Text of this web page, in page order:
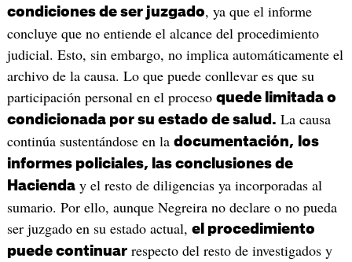
condiciones de ser juzgado, ya que el informe
concluye que no entiende el alcance del procedimiento
judicial. Esto, sin embargo, no implica automáticamente el
archivo de la causa. Lo que puede conllevar es que su
participación personal en el proceso quede limitada o
condicionada por su estado de salud. La causa
continúa sustentándose en la documentación,
los
informes policiales, las conclusiones de
Hacienday el resto de diligencias ya incorporadas al
sumario. Por ello, aunque Negreira no declare o no pueda
ser juzgado en su estado actual, el procedimiento
puede continuarrespecto del resto de investigados y